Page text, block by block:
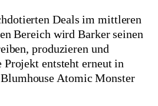
Deals im mittleren
Bereich wird Barker seinen
produzieren und
Projekt entsteht erneut in
Atomic Monster